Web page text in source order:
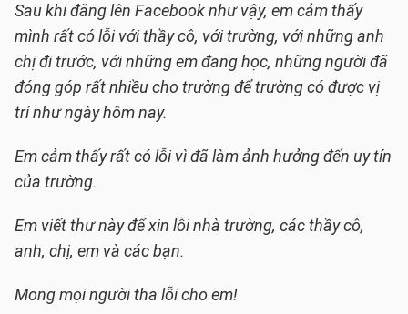
Sau khi đăng lên Facebook như vậy, em cảm thấy
mình rất có lỗi với thầy cô, với trường, với những anh
chị đi trước, với những em đang học, những người đã
đóng góp rất nhiều cho trường để trường có được vị
trí như ngày hôm nay.
Em cảm thấy rất có lỗi vì đã làm ảnh hưởng đến uy tín
của trường.
Em viết thư này để xin lỗi nhà trường, các thầy cô,
anh, chị, em và các bạn.
Mong mọi người tha lỗi cho em!